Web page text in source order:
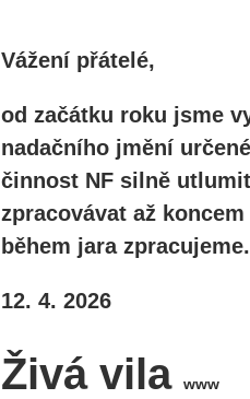
Vážení přátelé,
od začátku roku jsme
nadačního jmění
činnost NF silně
zpracovávat až
během jara
12. 4. 2026
Živá vila www